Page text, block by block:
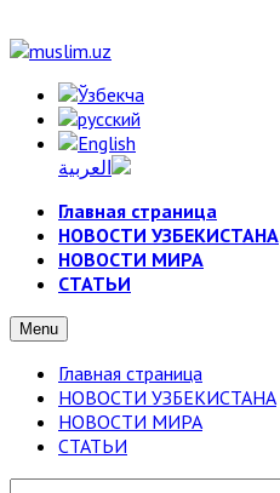
Главная страница
НОВОСТИ УЗБЕКИСТАНА
НОВОСТИ МИРА
СТАТЬИ
Menu
Главная страница
НОВОСТИ УЗБЕКИСТАНА
НОВОСТИ МИРА
СТАТЬИ